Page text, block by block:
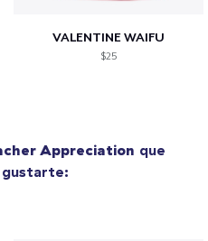
VALENTINE WAIFU
$25
Appreciation que